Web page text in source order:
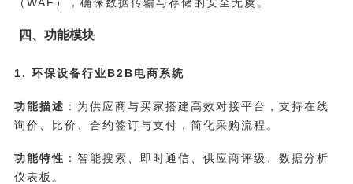
（WAF），确保数据传输与存储的安全无虞。
四、功能模块
1. 环保设备行业B2B电商系统
功能描述 ：为供应商与买家搭建高效对接平台，支持在线
询价、比价、合约签订与支付，简化采购流程。
功能特性 ：智能搜索、即时通信、供应商评级、数据分析
仪表板。